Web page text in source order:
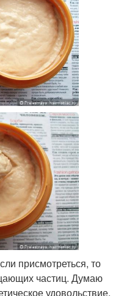
присмотреться, то
частиц. Думаю
удовольствие.